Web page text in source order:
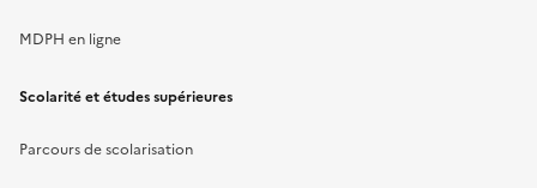
MDPH en ligne
Scolarité et études supérieures
Parcours de scolarisation